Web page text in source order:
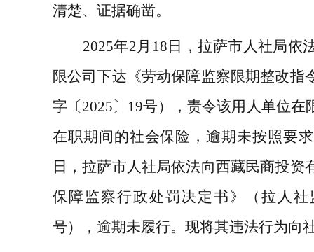
清楚、证据确凿。
2025年2 月 18 日，拉萨市人社局依
限公司下达《劳动保障监察限期整改指
字〔2025〕 19号），责令该用人单位在
在职期间的社会保险，逾期未按照要
日，拉萨市人社局依法向西藏民商投资
保障监察行政处罚决定书》（拉人
号），逾期未履行。现将其违法行为向